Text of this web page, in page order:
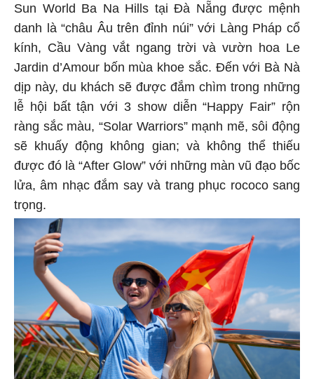
Sun World Ba Na Hills tại Đà Nẵng được mệnh
danh là “châu Âu trên đỉnh núi” với Làng Pháp cổ
kính, Cầu Vàng vắt ngang trời và vườn hoa Le
Jardin d’Amour bốn mùa khoe sắc. Đến với Bà Nà
dịp này, du khách sẽ được đắm chìm trong những
lễ hội bất tận với 3 show diễn “Happy Fair” rộn
ràng sắc màu, “Solar Warriors” mạnh mẽ, sôi động
sẽ khuấy động không gian; và không thể thiếu
được đó là “After Glow” với những màn vũ đạo bốc
lửa, âm nhạc đắm say và trang phục rococo sang
trọng.